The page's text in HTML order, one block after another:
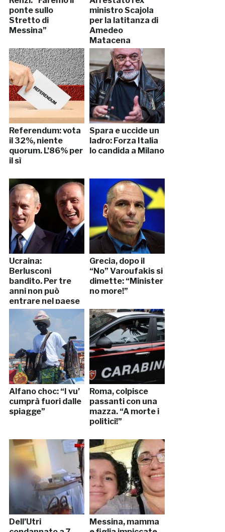
ponte sullo
Stretto di
Messina”
ministro Scajola
per la latitanza di
Amedeo
Matacena
Referendum: vota
il 32%, niente
quorum. L’86% per
il sì
Spara e uccide un
ladro: Forza Italia
lo candida a Milano
Ucraina:
Berlusconi
bandito. Per tre
anni non può
entrare nel paese
Grecia, dopo il
“No” Varoufakis si
dimette: “Minister
no more!”
Alfano choc: “I vu’
cumprà fuori dalle
spiagge”
Roma, colpisce
passanti con una
mazza. “A morte i
politici!”
Dell’Utri
Messina, mamma